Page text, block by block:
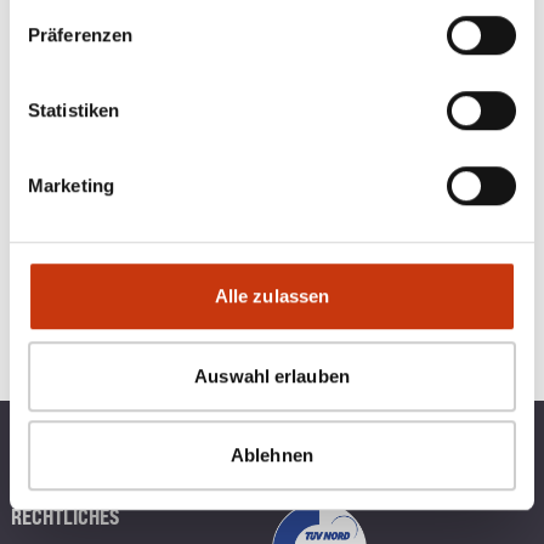
Präferenzen
Statistiken
Marketing
Alle zulassen
Auswahl erlauben
AblehnenBLINKERBOX
RECHTLICHES